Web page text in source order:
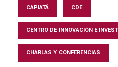
CAPIATÁ CDE
CENTRO DE INNOVACIÓN E
CHARLAS Y CONFERENCIAS